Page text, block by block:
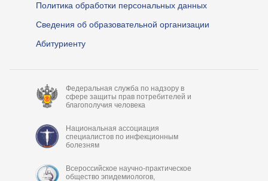
Политика обработки персональных данных
Сведения об образовательной организации
Абитуриенту
Федеральная служба по надзору в
сфере защиты прав потребителей и
благополучия человека
Национальная ассоциация
специалистов по инфекционным
болезням
Всероссийское научно-практическое
общество эпидемиологов,